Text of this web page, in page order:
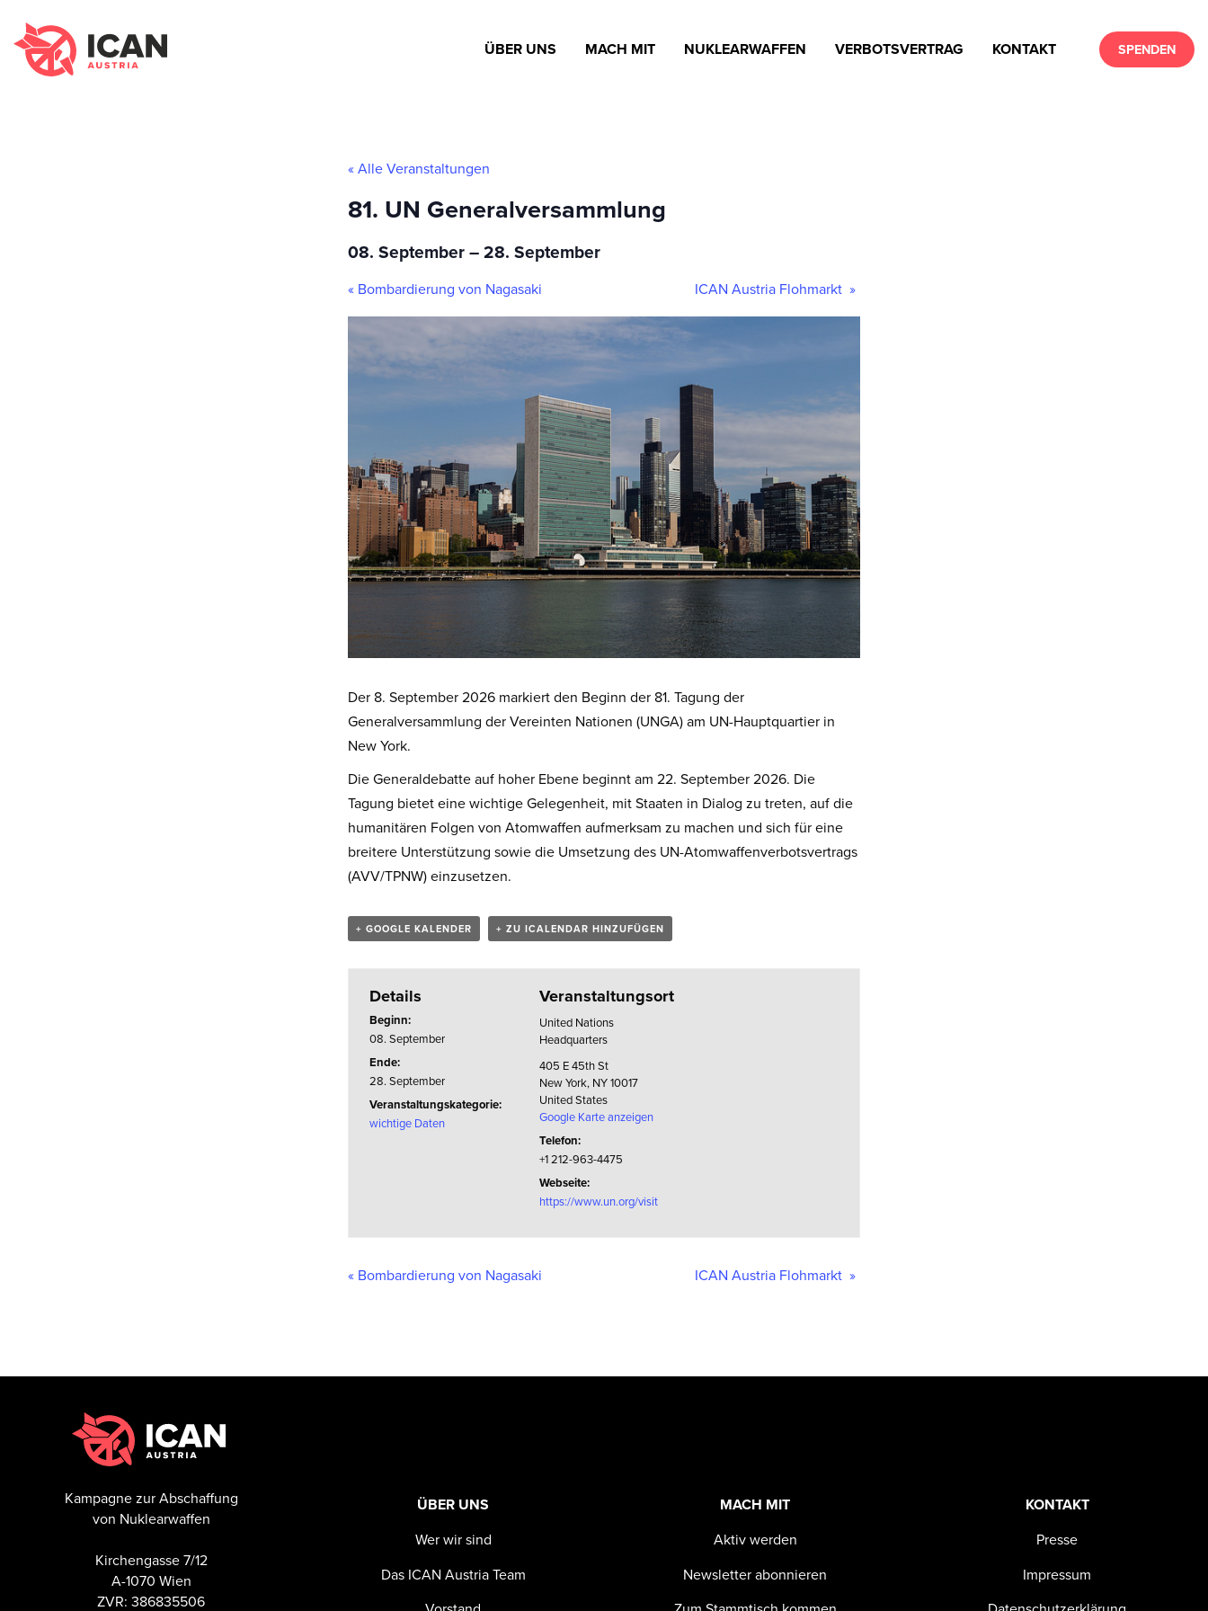
ÜBER UNS MACH MIT NUKLEARWAFFEN VERBOTSVERTRAG KONTAKT SPENDEN
« Alle Veranstaltungen
81. UN Generalversammlung
08. September–28. September
« Bombardierung von Nagasaki ICAN Austria Flohmarkt »
Der 8. September 2026 markiert den Beginn der 81. Tagung der
Generalversammlung der Vereinten Nationen (UNGA) am UN-Hauptquartier in
New York.
Die Generaldebatte auf hoher Ebene beginnt am 22. September 2026. Die
Tagung bietet eine wichtige Gelegenheit, mit Staaten in Dialog zu treten, auf die
humanitären Folgen von Atomwaffen aufmerksam zu machen und sich für eine
breitere Unterstützung sowie die Umsetzung des UN-Atomwaffenverbotsvertrags
(AVV/TPNW) einzusetzen.
+ GOOGLE KALENDER + ZU ICALENDAR HINZUFÜGEN
Details
Beginn:
08. September
Ende:
28. September
Veranstaltungskategorie:
wichtige Daten
Veranstaltungsort
United Nations
Headquarters
405 E 45th St
New York, NY10017
United States
Google Karte anzeigen
Telefon:
+1 212-963-4475
Webseite:
https://www.un.org/visit
« Bombardierung von Nagasaki ICAN Austria Flohmarkt »
Kampagne zur Abschaffung
von Nuklearwaffen
Kirchengasse 7/12
A-1070 Wien
ZVR: 386835506
ÜBER UNS
Wer wir sind
Das ICAN Austria Team
MACH MIT
Aktiv werden
Newsletter abonnieren
KONTAKT
Presse
Impressum